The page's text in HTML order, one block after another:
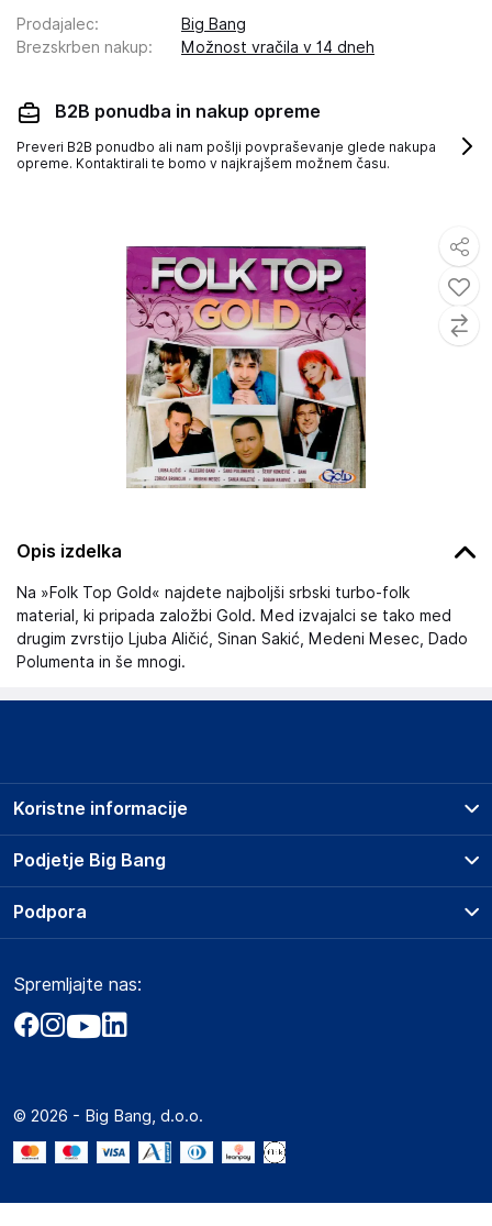
Opis izdelka
Na »Folk Top Gold« najdete najboljši srbski turbo-folk
material, ki pripada založbi Gold. Med izvajalci se tako med
drugim zvrstijo Ljuba Aličić, Sinan Sakić, Medeni Mesec, Dado
Polumenta in še mnogi.
Prodajalec:
Big Bang
Brezskrben nakup: Možnost vračila v 14 dneh
B2B ponudba in nakup opreme
Preveri B2B ponudbo ali nam pošlji povpraševanje glede nakupa
opreme. Kontaktirali te bomo v najkrajšem možnem času.
Podjetje Big Bang
O podjetju
Obvestila za javnost
Akt o digitalnih storitvah
Marketplace za partnerje
Novosti
Koristne informacije
Prodajna mesta
Storitve
Dostava, vnos in odvoz
Zavarovanje izdelkov
Podpora
Marketplace
Kako oddati naročilo?
Spremljajte nas:
© 2026 - Big Bang, d.o.o.